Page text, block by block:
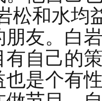
松和水
友。白
有自己的
也是个有